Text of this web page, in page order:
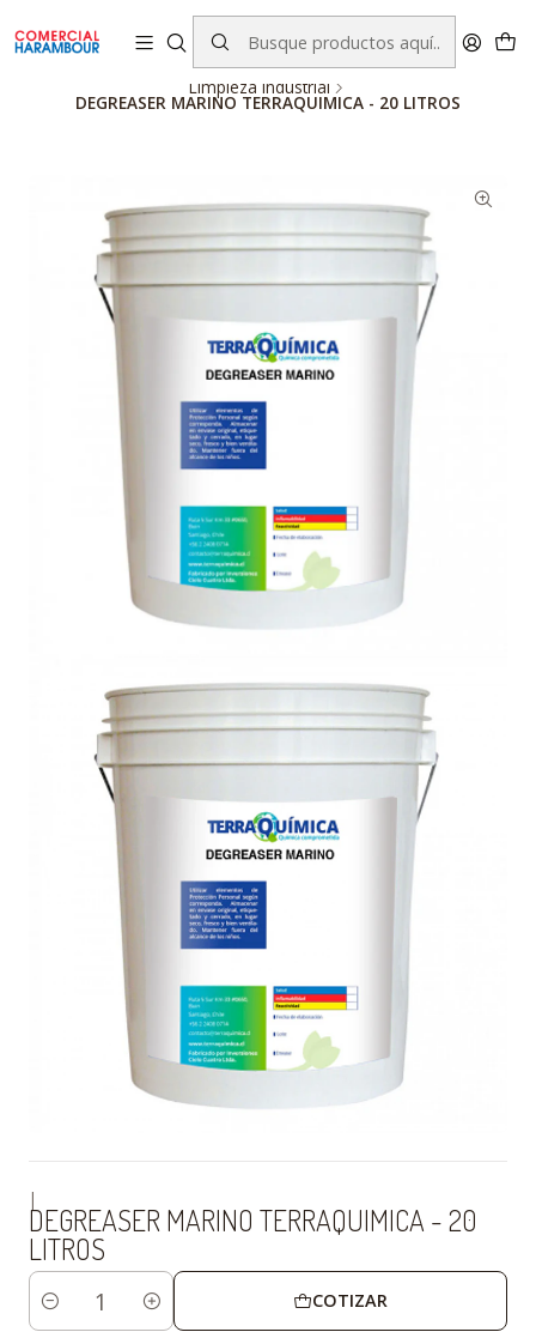
contacto@comercialharambour.cl
Catálogo Productos Terraquimica
Limpieza Industrial
DEGREASER MARINO TERRAQUIMICA - 20 LITROS
|
DEGREASER MARINO TERRAQUIMICA - 20
LITROS
Cantidad
COTIZAR